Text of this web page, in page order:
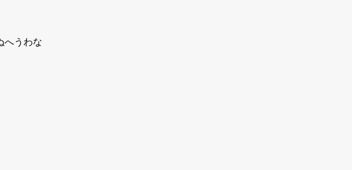
へうわな